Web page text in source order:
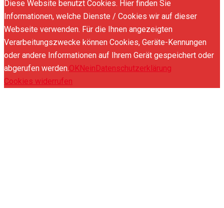
Diese Website benutzt Cookies. Hier finden Sie
Informationen, welche Dienste / Cookies wir auf dieser
Webseite verwenden. Für die Ihnen angezeigten
Verarbeitungszwecke können Cookies, Geräte-Kennungen
oder andere Informationen auf Ihrem Gerät gespeichert oder
abgerufen werden.OKNeinDatenschutzerklärung
Cookies widerrufen